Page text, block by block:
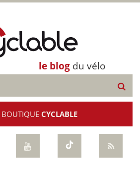
le blog du vélo
BOUTIQUE CYCLABLE